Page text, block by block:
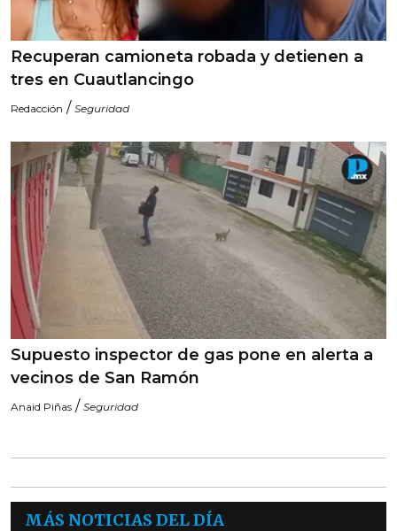
Recuperan camioneta robada y detienen a
tres en Cuautlancingo
Redacción / Seguridad
Supuesto inspector de gas pone en alerta a
vecinos de San Ramón
Anaid Piñas / Seguridad
MÁS NOTICIAS DEL DÍA